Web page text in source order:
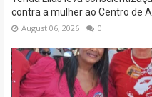
contra a mulher ao Centro de
August 06, 2026 0